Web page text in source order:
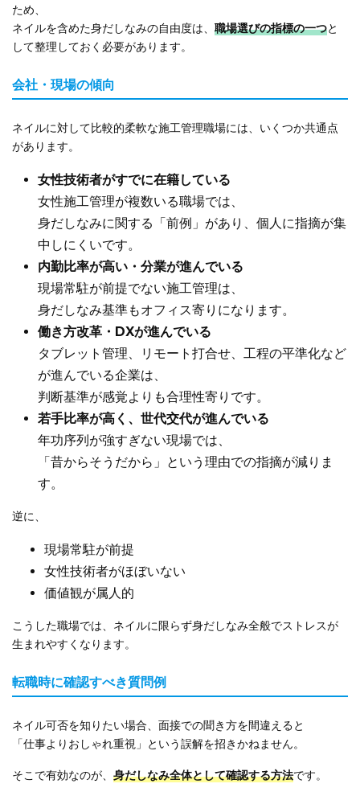
ため、
ネイルを含めた身だしなみの自由度は、 職場選びの指標の一つと
して整理しておく必要があります。
会社・現場の傾向
ネイルに対して比較的柔軟な施工管理職場には、いくつか共通点
があります。
女性技術者がすでに在籍している
女性施工管理が複数いる職場では、
身だしなみに関する「前例」があり、個人に指摘が集
中しにくいです。
内勤比率が高い・分業が進んでいる
現場常駐が前提でない施工管理は、
身だしなみ基準もオフィス寄りになります。
働き方改革・DXが進んでいる
タブレット管理、リモート打合せ、工程の平準化など
が進んでいる企業は、
判断基準が感覚よりも合理性寄りです。
若手比率が高く、世代交代が進んでいる
年功序列が強すぎない現場では、
「昔からそうだから」という理由での指摘が減りま
す。
逆に、
現場常駐が前提
女性技術者がほぼいない
価値観が属人的
こうした職場では、ネイルに限らず身だしなみ全般でストレスが
生まれやすくなります。
転職時に確認すべき質問例
ネイル可否を知りたい場合、面接での聞き方を間違えると
「仕事よりおしゃれ重視」という誤解を招きかねません。
そこで有効なのが、 身だしなみ全体として確認する方法です。